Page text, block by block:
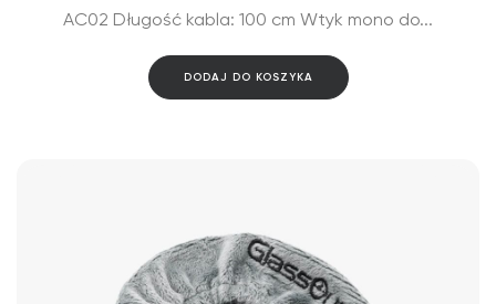
AC02 Długość kabla: 100 cm Wtyk mono do...
DODAJ DO KOSZYKA